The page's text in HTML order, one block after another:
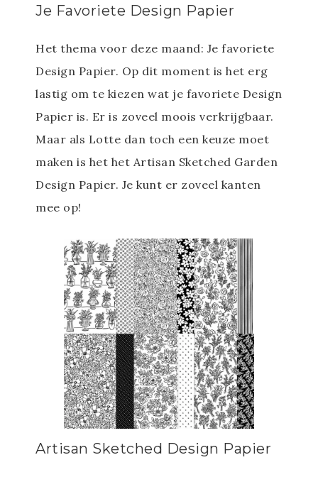
Je Favoriete Design Papier
Het thema voor deze maand: Je favoriete
Design Papier. Op dit moment is het erg
lastig om te kiezen wat je favoriete Design
Papier is. Er is zoveel moois verkrijgbaar.
Maar als Lotte dan toch een keuze moet
maken is het het Artisan Sketched Garden
Design Papier. Je kunt er zoveel kanten
mee op!
Artisan Sketched Design Papier